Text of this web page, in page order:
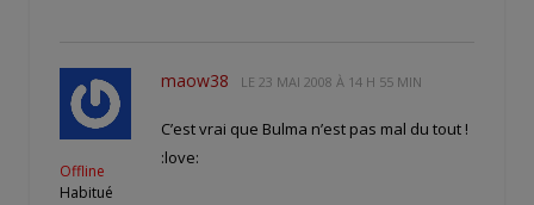
Offline
Habitué
maow38 LE 23 MAI 2008 À 14 H 55 MIN
C’est vrai que Bulma n’est pas mal du tout !
:love: